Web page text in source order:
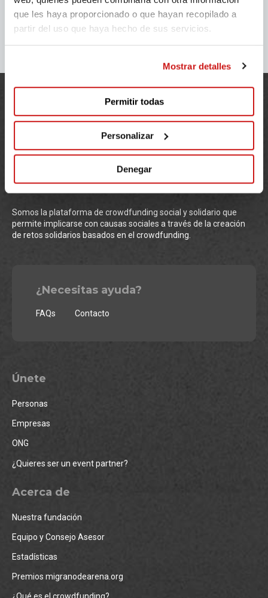
que les haya proporcionado o que hayan recopilado a
partir del uso que haya hecho de sus servicios.
Mostrar detalles
Permitir todas
Personalizar
Denegar
Somos la plataforma de crowdfunding social y solidario que
permite implicarse con causas sociales a través de la creación
de retos solidarios basados en el crowdfunding.
¿Necesitas ayuda?
FAQs Contacto
Únete
Personas
Empresas
ONG
¿Quieres ser un event partner?
Acerca de
Nuestra fundación
Equipo y Consejo Asesor
Estadísticas
Premios migranodearena.org